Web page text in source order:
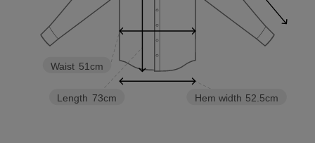
Hem width 52.5cm
Length 73cm
Waist 51cm